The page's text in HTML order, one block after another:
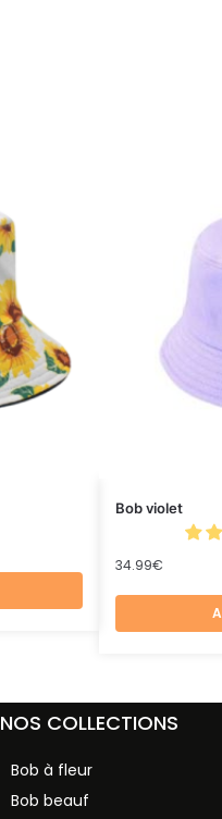
Bob violet
34.99€
NOS COLLECTIONS
Bob à fleur
Bob beauf